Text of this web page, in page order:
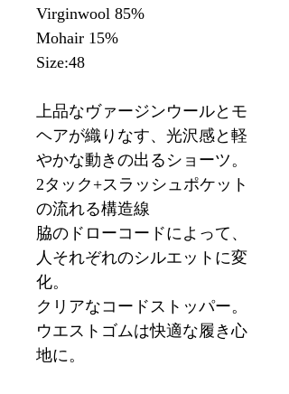
Virginwool 85%
Mohair 15%
Size:48
上品なヴァージンウールとモ
ヘアが織りなす、光沢感と軽
やかな動きの出るショーツ。
2タック+スラッシュポケット
の流れる構造線
脇のドローコードによって、
人それぞれのシルエットに変
化。
クリアなコードストッパー。
ウエストゴムは快適な履き心
地に。